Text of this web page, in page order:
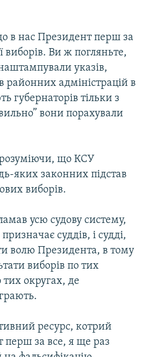
в нас Президент перш за
виборів. Ви ж погляньте,
указів,
районних адміністрацій в
губернаторів тільки з
вони порахували
що КСУ
яких законних підстав
виборів.
усю судову систему,
суддів, і судді,
волю Президента, в тому
виборів по тих
округах, де
ресурс, котрий
перш за все, я ще раз